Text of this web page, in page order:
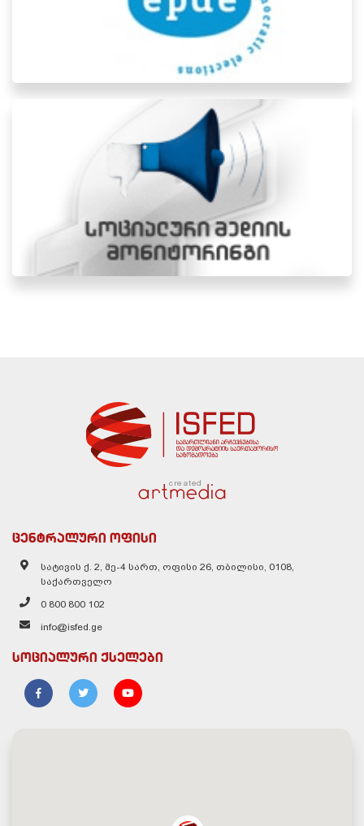
created
ცენტრალური ოფისი
სატივის ქ. 2, მე-4 სართ, ოფისი 26, თბილისი, 0108,
საქართველო
0 800 800 102
info@isfed.ge
სოციალური ქსელები